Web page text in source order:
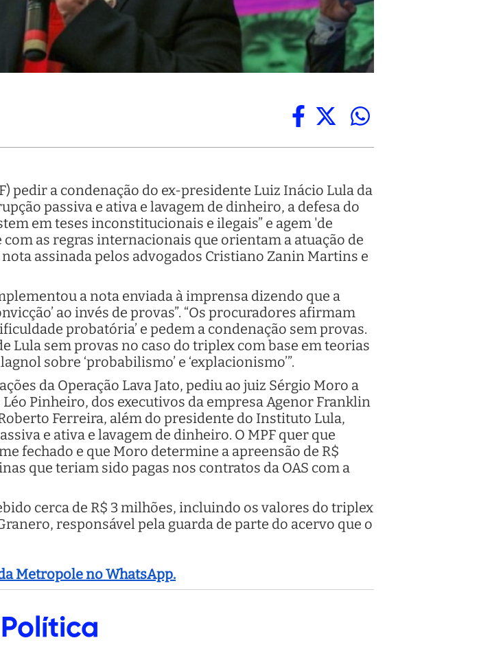
pedir a condenação do ex-presidente Luiz Inácio Lula da
passiva e ativa e lavagem de dinheiro, a defesa do
em teses inconstitucionais e ilegais” e agem 'de
as regras internacionais que orientam a atuação de
assinada pelos advogados Cristiano Zanin Martins e
a nota enviada à imprensa dizendo que a
ao invés de provas”. “Os procuradores afirmam
probatória’ e pedem a condenação sem provas.
Lula sem provas no caso do triplex com base em teorias
sobre ‘probabilismo’ e ‘explacionismo’”.
da Operação Lava Jato, pediu ao juiz Sérgio Moro a
Pinheiro, dos executivos da empresa Agenor Franklin
Ferreira, além do presidente do Instituto Lula,
e ativa e lavagem de dinheiro. O MPF quer que
fechado e que Moro determine a apreensão de R$
que teriam sido pagas nos contratos da OAS com a
cerca de R$ 3 milhões, incluindo os valores do triplex
responsável pela guarda de parte do acervo que o
Metropole no WhatsApp.
Política